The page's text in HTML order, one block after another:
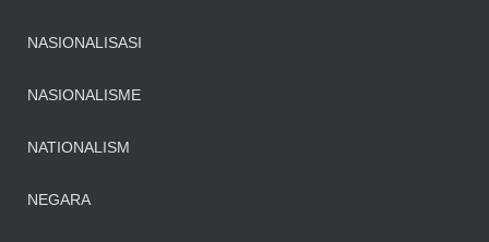
NASIONALISASI
NASIONALISME
NATIONALISM
NEGARA